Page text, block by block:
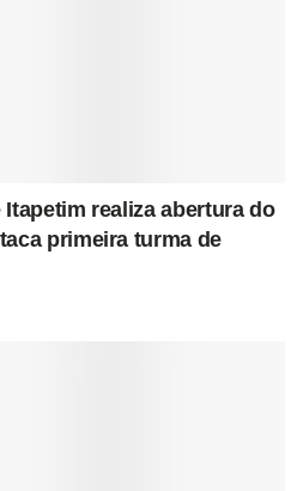
realiza abertura do
primeira turma de